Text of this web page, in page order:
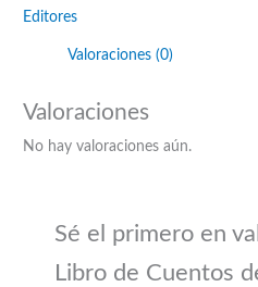
Editores
Valoraciones (0)
Valoraciones
No hay valoraciones aún.
Sé el primero en
Libro de Cuentos